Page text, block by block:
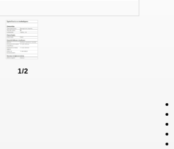
1/2